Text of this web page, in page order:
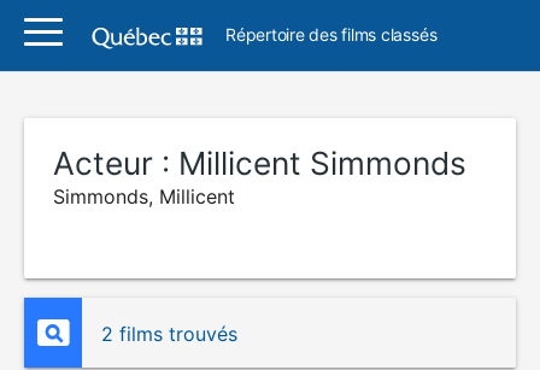
Répertoire des films classés
Acteur : Millicent Simmonds
Simmonds, Millicent
2 films trouvés